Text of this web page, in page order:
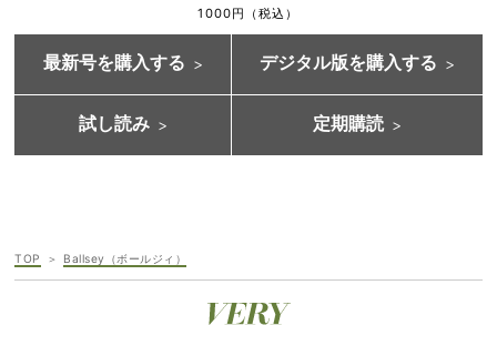
1000円（税込）
最新号を購入する デジタル版を購入する
試し読み 定期購読
TOP Ballsey（ボールジィ）